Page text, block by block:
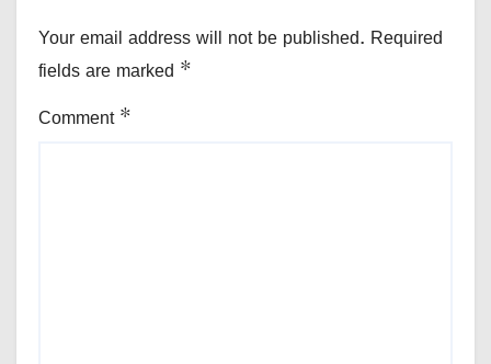
Your email address will not be published. Required
fields are marked *
Comment *